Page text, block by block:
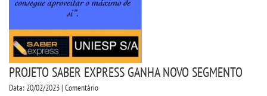
PROJETO SABER EXPRESS GANHA NOVO SEGMENTO
Data: 20/02/2023 | Comentário